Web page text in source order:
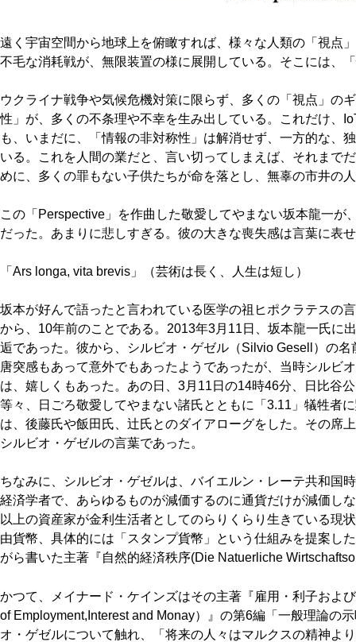
遠く宇宙空間から地球上を俯瞰すれば、様々な人類の「視点
不毛な消耗戦が、無限装置の様に展開している。そこには、
ウクライナ戦争や気候危機対策に限らず、多くの「視点」の
性」が、多くの不条理や不幸を生み出している。これだけ、
も、いまだに、「情報の非対称性」は解消せず、一方的な、
いる。これを人間の業だと、言い切ってしまえば、それまで
めに、多くの罪もない子供たちが命を落とし、無辜の市井の
この「Perspective」を作曲した敬愛してやまない坂本龍一が
だった。あまりに悲しすぎる。彼の大きな喪失感は言葉に表
「Ars longa, vita brevis」（芸術は長く、人生は短し）
坂本が好んで語ったと言われている医学の祖ヒポクラテスの
から、10年前のことである。2013年3月11日、坂本龍一氏に
逅であった。彼から、シルビオ・ゲゼル（Silvio Gesell）の
唐突感もあって意外でもあったようであったが、当時シルビ
は、嬉しくもあった。あの日、3月11日の14時46分、日比谷
等々、日ごろ敬愛してやまない諸氏とともに「3.11」犠牲者
は、後藤氏や飯田氏、辻氏とのダイアローグをした。その席
シルビオ・ゲゼルの言葉であった。
ちなみに、シルビオ・ゲゼルは、バイエルン・レーテ共和国
経済学者で、あらゆるものが減価するのに通貨だけが減価し
以上の資産家が金利生活者としてのらりくらり生きている現
由貨幣、具体的には「スタンプ貨幣」という仕組みを提案し
がら書いた主著『自然的経済秩序(Die Natuerliche
かつて、メイナード・ケインズはその主著『雇用・利子およ
of Employment,Interest and Monay）』の第6編「一般理論の
オ・ゲゼルについて触れ、「将来の人々はマルクスの精神よ